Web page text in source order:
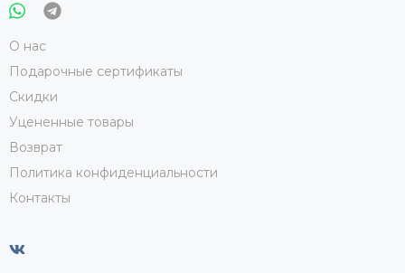
О нас
Подарочные сертификаты
Скидки
Уцененные товары
Возврат
Политика конфиденциальности
Контакты